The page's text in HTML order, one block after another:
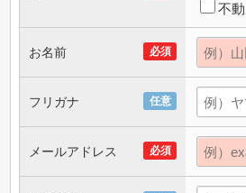
不
必須
お名前
任意
フリガナ
必須
メールアドレス